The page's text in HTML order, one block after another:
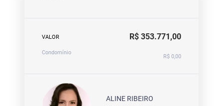
VALOR R$ 353.771,00
Condomínio
R$ 0,00
ALINE RIBEIRO